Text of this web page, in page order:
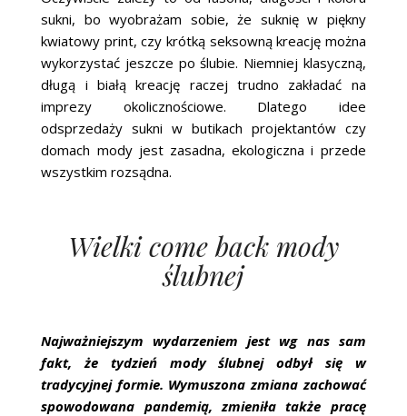
sukni, bo wyobrażam sobie, że suknię w piękny
kwiatowy print, czy krótką seksowną kreację można
wykorzystać jeszcze po ślubie. Niemniej klasyczną,
długą i białą kreację raczej trudno zakładać na
imprezy okolicznościowe. Dlatego idee
odsprzedaży sukni w butikach projektantów czy
domach mody jest zasadna, ekologiczna i przede
wszystkim rozsądna.
Wielki come back mody
ślubnej
Najważniejszym wydarzeniem jest wg nas sam
fakt, że tydzień mody ślubnej odbył się w
tradycyjnej formie. Wymuszona zmiana zachować
spowodowana pandemią, zmieniła także pracę